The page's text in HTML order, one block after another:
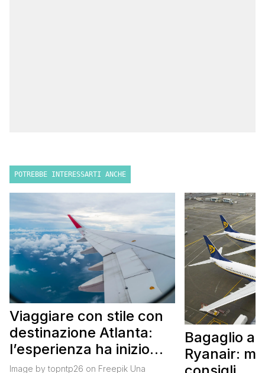
POTREBBE INTERESSARTI ANCHE
Viaggiare con stile con
destinazione Atlanta:
l’esperienza ha inizio
con un volo Air France
Image by topntp26 on Freepik Una
Bagaglio a
Ryanair: